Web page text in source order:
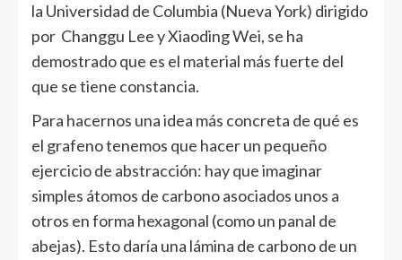
la Universidad de Columbia (Nueva York) dirigido
por Changgu Lee y Xiaoding Wei, se ha
demostrado que es el material más fuerte del
que se tiene constancia.
Para hacernos una idea más concreta de qué es
el grafeno tenemos que hacer un pequeño
ejercicio de abstracción: hay que imaginar
simples átomos de carbono asociados unos a
otros en forma hexagonal (como un panal de
abejas). Esto daría una lámina de carbono de un